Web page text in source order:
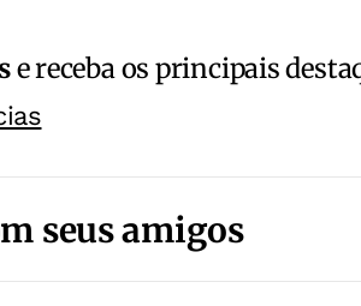
e receba os principais
seus amigos